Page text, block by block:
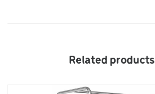
Related products